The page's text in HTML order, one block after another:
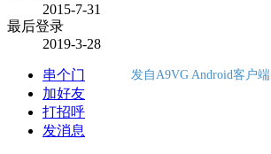
2015-7-31
最后登录
2019-3-28
串个门
加好友
打招呼
发消息
发自A9VG Android客户端